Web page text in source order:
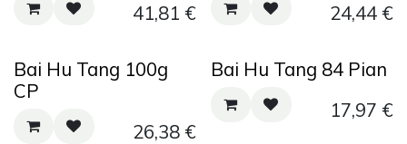
41,81 €
24,44€
Bai Hu Tang 100g
CP
26,38€
Bai Hu Tang 84 Pian
17,97 €